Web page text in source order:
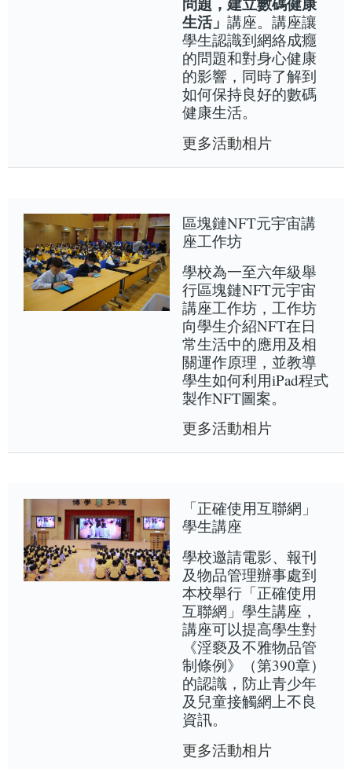
生活」 講座。講座讓
學生認識到網絡成癮
的問題和對身心健康
的影響，同時了解到
如何保持良好的數碼
健康生活。
更多活動相片
區塊鏈NFT元宇宙講
座工作坊
學校為一至六年級舉
行區塊鏈NFT元宇宙
講座工作坊，工作坊
向學生介紹NFT在日
常生活中的應用及相
關運作原理，並教導
學生如何利用iPad程式
製作NFT圖案。
更多活動相片
「正確使用互聯網」
學生講座
學校邀請電影、報刊
及物品管理辦事處到
本校舉行「正確使用
互聯網」學生講座，
講座可以提高學生對
《淫褻及不雅物品管
制條例》（第390章）
的認識，防止青少年
及兒童接觸網上不良
資訊。
更多活動相片